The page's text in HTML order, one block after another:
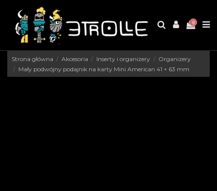
0
Strona główna Akcesoria Inserty i organizery
Organizery
Mały podwójny podajnik na karty Mini American 41 × 63 mm